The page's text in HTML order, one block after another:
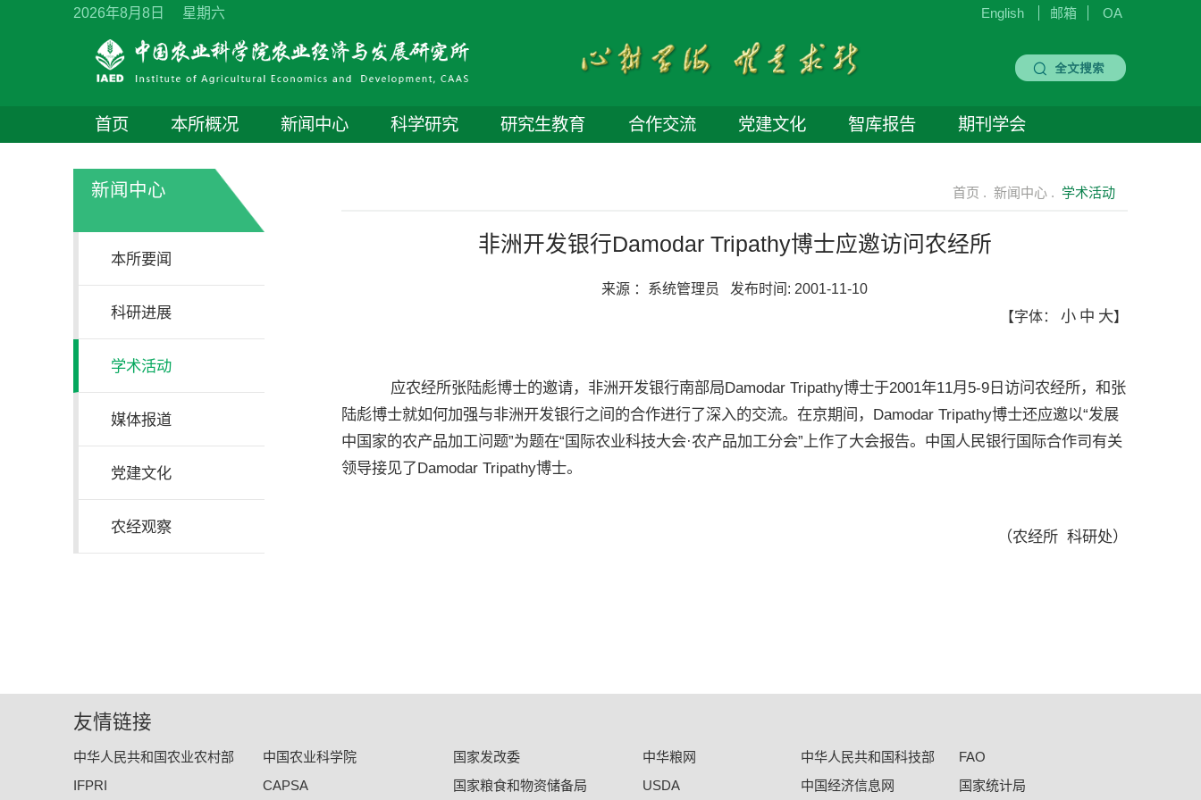
English 邮箱 OA
2026年8月8日 星期六
首页 本所概况 新闻中心 科学研究 研究生教育 合作交流 党建文化 智库报告 期刊学会
新闻中心
本所要闻
科研进展
学术活动
媒体报道
党建文化
农经观察
首页 . 新闻中心 . 学术活动
非洲开发银行Damodar Tripathy博士应邀访问农经所
来源 ： 系统管理员 发布时间: 2001-11-10
【字体： 小 中 大】
应农经所张陆彪博士的邀请，非洲开发银行南部局Damodar Tripathy博士于2001年11月5-9日访问农经所，和张
陆彪博士就如何加强与非洲开发银行之间的合作进行了深入的交流。在京期间，Damodar Tripathy博士还应邀以“发展
中国家的农产品加工问题”为题在“国际农业科技大会·农产品加工分会”上作了大会报告。中国人民银行国际合作司有关
领导接见了Damodar Tripathy博士。
（农经所 科研处）
友情链接
中华人民共和国农业农村部 中国农业科学院 国家发改委 中华粮网 中华人民共和国科技部
FAO
IFPRI
CAPSA 国家粮食和物资储备局 USDA 中国经济信息网 国家统计局